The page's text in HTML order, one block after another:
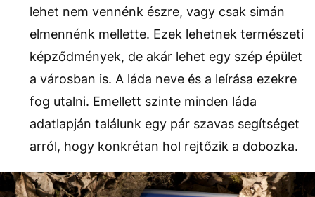
lehet nem vennénk észre, vagy csak simán
elmennénk mellette. Ezek lehetnek természeti
képződmények, de akár lehet egy szép épület
a városban is. A láda neve és a leírása ezekre
fog utalni. Emellett szinte minden láda
adatlapján találunk egy pár szavas segítséget
arról, hogy konkrétan hol rejtőzik a dobozka.